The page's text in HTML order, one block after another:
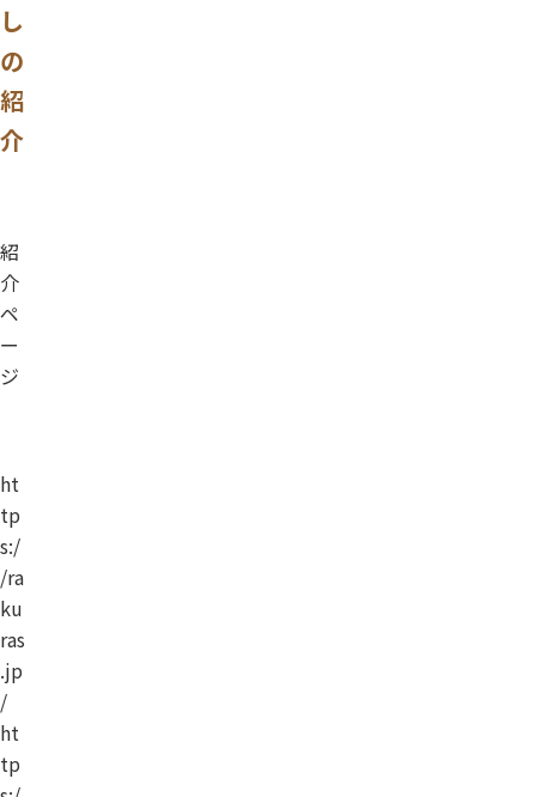
し
の
紹
介
紹
介
ペ
ー
ジ
ht
tp
s:/
/ra
ku
ras
.jp
/
ht
tp